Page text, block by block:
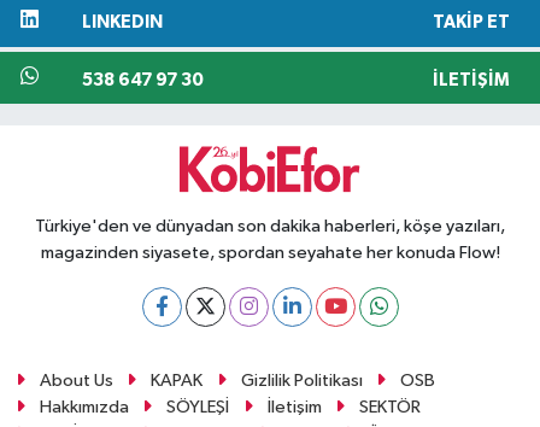
LINKEDIN TAKIP ET
538 647 97 30 İLETIŞIM
Türkiye'den ve dünyadan son dakika haberleri, köşe yazıları,
magazinden siyasete, spordan seyahate her konuda Flow!
About Us KAPAK Gizlilik Politikası
OSB
Hakkımızda
SÖYLEŞİ İletişim
SEKTÖR